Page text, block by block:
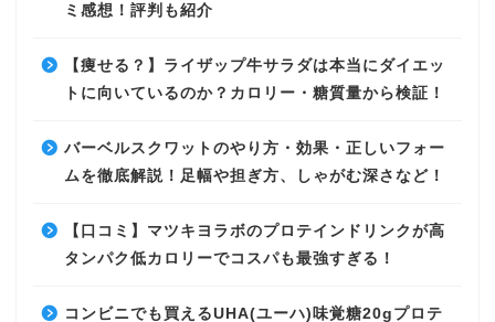
ミ感想！評判も紹介
【痩せる？】ライザップ牛サラダは本当にダイエッ
トに向いているのか？カロリー・糖質量から検証！
バーベルスクワットのやり方・効果・正しいフォー
ムを徹底解説！足幅や担ぎ方、しゃがむ深さなど！
【口コミ】マツキヨラボのプロテインドリンクが高
タンパク低カロリーでコスパも最強すぎる！
コンビニでも買えるUHA(ユーハ)味覚糖20gプロテ